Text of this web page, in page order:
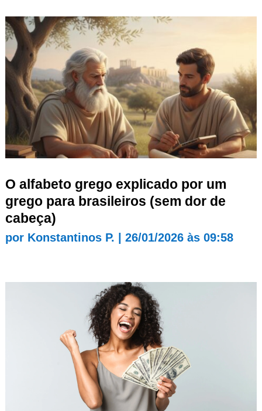
O alfabeto grego explicado por um
grego para brasileiros (sem dor de
cabeça)
por Konstantinos P. 26/01/2026 às 09:58